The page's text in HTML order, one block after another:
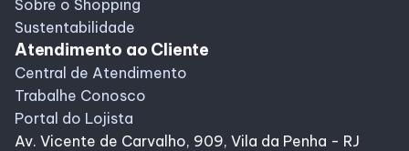
Sobre o Shopping
Sustentabilidade
Atendimento ao Cliente
Central de Atendimento
Trabalhe Conosco
Portal do Lojista
Av. Vicente de Carvalho, 909, Vila da Penha - RJ